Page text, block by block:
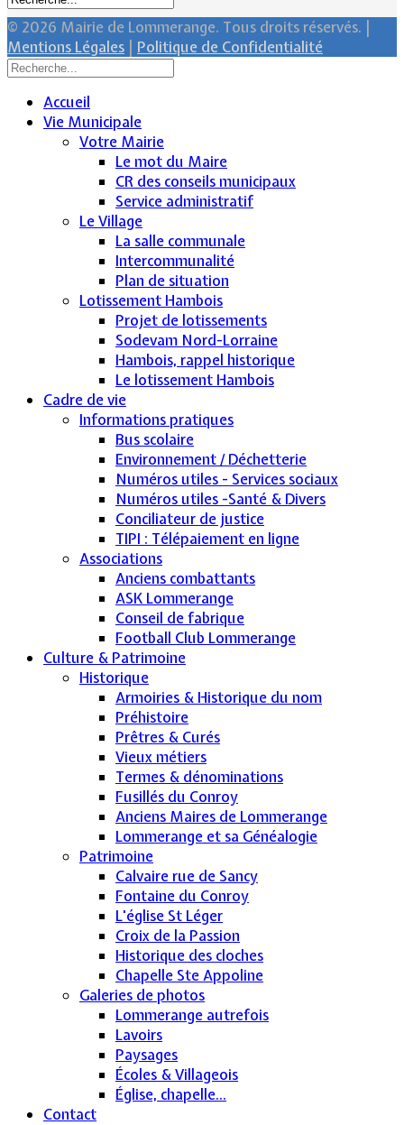
© 2026 Mairie de Lommerange. Tous droits réservés. |
Mentions Légales
Politique de Confidentialité
Accueil
Vie Municipale
Votre Mairie
Le mot du Maire
CR des conseils municipaux
Service administratif
Le Village
La salle communale
Intercommunalité
Plan de situation
Lotissement Hambois
Projet de lotissements
Sodevam Nord-Lorraine
Hambois, rappel historique
Le lotissement Hambois
Cadre de vie
Informations pratiques
Bus scolaire
Environnement / Déchetterie
Numéros utiles - Services sociaux
Numéros utiles -Santé & Divers
Conciliateur de justice
TIPI : Télépaiement en ligne
Associations
Anciens combattants
ASK Lommerange
Conseil de fabrique
Football Club Lommerange
Culture & Patrimoine
Historique
Armoiries & Historique du nom
Préhistoire
Prêtres & Curés
Vieux métiers
Termes & dénominations
Fusillés du Conroy
Anciens Maires de Lommerange
Lommerange et sa Généalogie
Patrimoine
Calvaire rue de Sancy
Fontaine du Conroy
L'église St Léger
Croix de la Passion
Historique des cloches
Chapelle Ste Appoline
Galeries de photos
Lommerange autrefois
Lavoirs
Paysages
Écoles & Villageois
Église, chapelle...
Contact